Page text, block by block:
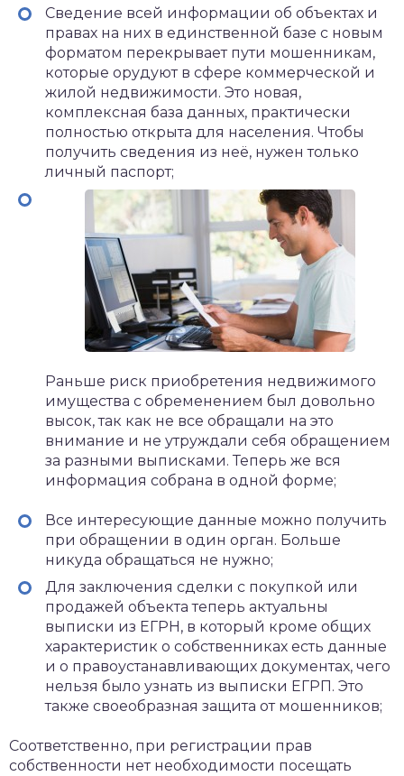
Сведение всей информации об объектах и
правах на них в единственной базе с новым
форматом перекрывает пути мошенникам,
которые орудуют в сфере коммерческой и
жилой недвижимости. Это новая,
комплексная база данных, практически
полностью открыта для населения. Чтобы
получить сведения из неё, нужен только
личный паспорт;
Раньше риск приобретения недвижимого
имущества с обременением был довольно
высок, так как не все обращали на это
внимание и не утруждали себя обращением
за разными выписками. Теперь же вся
информация собрана в одной форме;
Все интересующие данные можно получить
при обращении в один орган. Больше
никуда обращаться не нужно;
Для заключения сделки с покупкой или
продажей объекта теперь актуальны
выписки из ЕГРН, в который кроме общих
характеристик о собственниках есть данные
и о правоустанавливающих документах, чего
нельзя было узнать из выписки ЕГРП. Это
также своеобразная защита от мошенников;
Соответственно, при регистрации прав
собственности нет необходимости посещать